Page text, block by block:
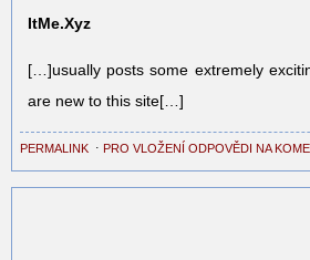
ItMe.Xyz
[…]usually posts some extremely
are new to this site[…]
PERMALINK ⋅ PRO VLOŽENÍ ODPOVĚDI NA